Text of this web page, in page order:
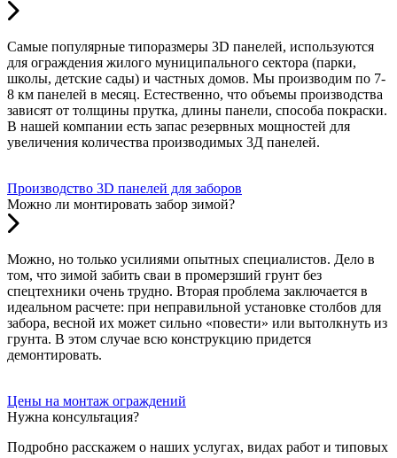
Самые популярные типоразмеры 3D панелей, используются
для ограждения жилого муниципального сектора (парки,
школы, детские сады) и частных домов. Мы производим по 7-
8 км панелей в месяц. Естественно, что объемы производства
зависят от толщины прутка, длины панели, способа покраски.
В нашей компании есть запас резервных мощностей для
увеличения количества производимых 3Д панелей.
Производство 3D панелей для заборов
Можно ли монтировать забор зимой?
Можно, но только усилиями опытных специалистов. Дело в
том, что зимой забить сваи в промерзший грунт без
спецтехники очень трудно. Вторая проблема заключается в
идеальном расчете: при неправильной установке столбов для
забора, весной их может сильно «повести» или вытолкнуть из
грунта. В этом случае всю конструкцию придется
демонтировать.
Цены на монтаж ограждений
Нужна консультация?
Подробно расскажем о наших услугах, видах работ и типовых